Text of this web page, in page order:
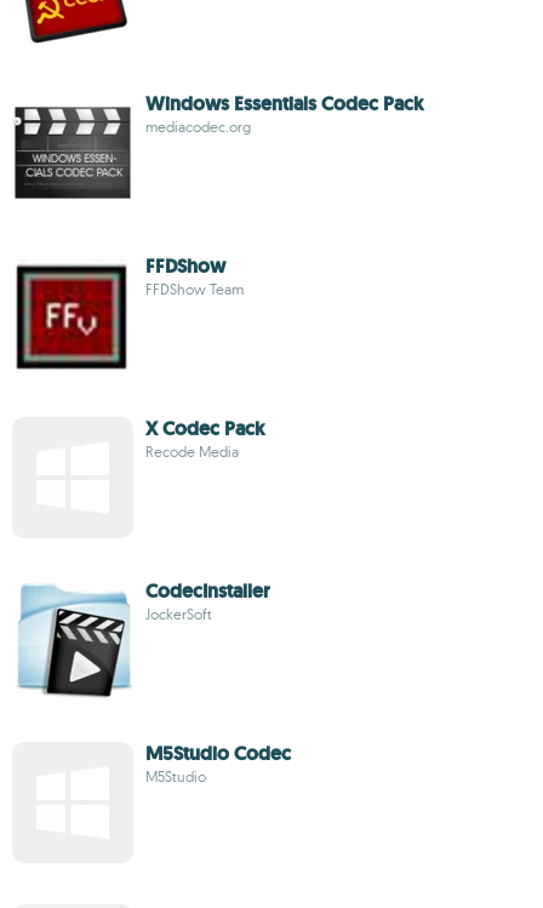
Windows Essentials Codec Pack
mediacodec.org
FFDShow
FFDShow Team
X Codec Pack
Recode Media
CodecInstaller
JockerSoft
M5Studio Codec
M5Studio